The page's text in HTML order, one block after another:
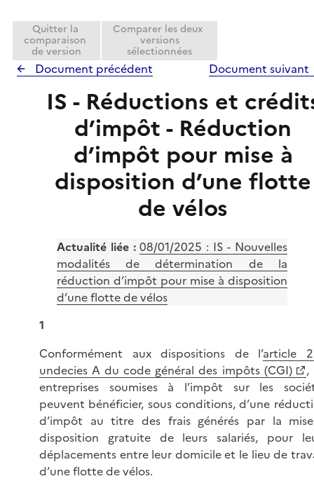
Quitter la
comparaison
de version
Comparer les deux
versions
sélectionnées
Document précédent Document suivant
IS - Réductions et
d’impôt - Réduction
d’impôt pour mise à
disposition d’une flotte
de vélos
Actualité liée :08/01/2025 : IS - Nouvelles
modalités de détermination de la
réduction d’impôt pour mise à disposition
d’une flotte de vélos
1
Conformément aux dispositions de l’article
undecies A du code général des impôts (CGI)
,
entreprises soumises à l’impôt sur les
peuvent bénéficier, sous conditions, d’une
d’impôt au titre des frais générés par la
disposition gratuite de leurs salariés, pour
déplacements entre leur domicile et le lieu de
d’une flotte de vélos.